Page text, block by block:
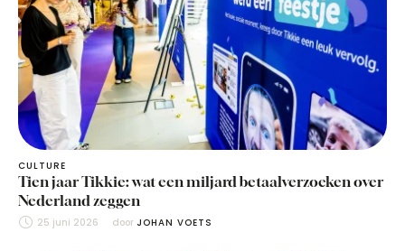
CULTURE
Tien jaar Tikkie: wat een miljard betaalverzoeken over
Nederland zeggen
25 juni 2026 door JOHAN VOETS